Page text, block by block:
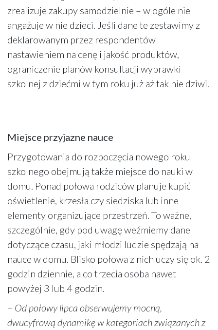
zrealizuje zakupy samodzielnie – w ogóle nie
angażuje w nie dzieci. Jeśli dane te zestawimy z
deklarowanym przez respondentów
nastawieniem na cenę i jakość produktów,
ograniczenie planów konsultacji wyprawki
szkolnej z dziećmi w tym roku już aż tak nie dziwi.
Miejsce przyjazne nauce
Przygotowania do rozpoczęcia nowego roku
szkolnego obejmują także miejsce do nauki w
domu. Ponad połowa rodziców planuje kupić
oświetlenie, krzesła czy siedziska lub inne
elementy organizujące przestrzeń. To ważne,
szczególnie, gdy pod uwagę weźmiemy dane
dotyczące czasu, jaki młodzi ludzie spędzają na
nauce w domu. Blisko połowa z nich uczy się ok. 2
godzin dziennie, a co trzecia osoba nawet
powyżej 3 lub 4 godzin.
– Od połowy lipca obserwujemy mocną,
dwucyfrową dynamikę w kategoriach związanych z